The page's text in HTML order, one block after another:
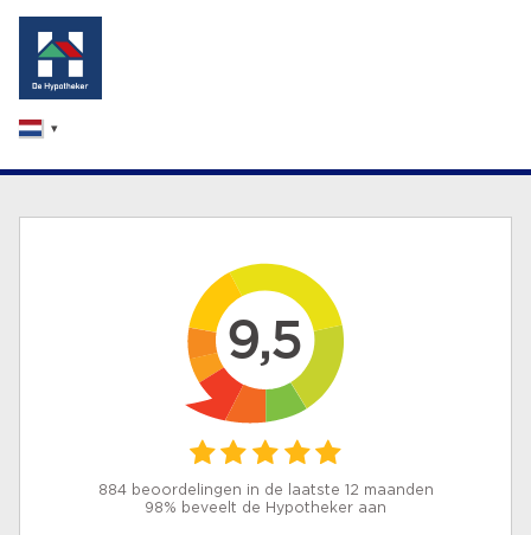
9,5
884 beoordelingen in de laatste 12 maanden
98% beveelt de Hypotheker aan